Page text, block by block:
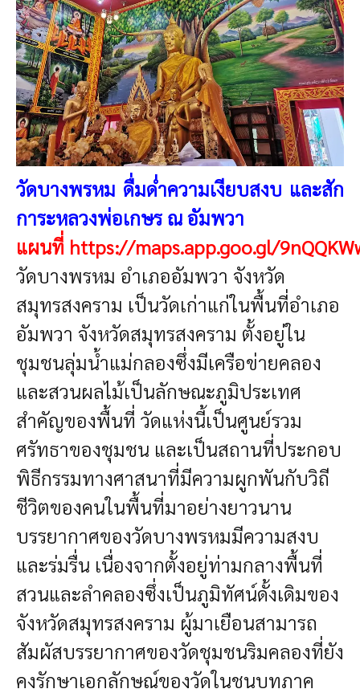
วัดบางพรหม ดื่มด่ำความเงียบสงบ และสัก
การะหลวงพ่อเกษร ณ อัมพวา
แผนที่ https://maps.app.goo.gl/
วัดบางพรหม อำเภออัมพวา จังหวัด
สมุทรสงคราม เป็นวัดเก่าแก่ในพื้นที่อำเภอ
อัมพวา จังหวัดสมุทรสงคราม ตั้งอยู่ใน
ชุมชนลุ่มน้ำแม่กลองซึ่งมีเครือข่ายคลอง
และสวนผลไม้เป็นลักษณะภูมิประเทศ
สำคัญของพื้นที่ วัดแห่งนี้เป็นศูนย์รวม
ศรัทธาของชุมชน และเป็นสถานที่ประกอบ
พิธีกรรมทางศาสนาที่มีความผูกพันกับวิถี
ชีวิตของคนในพื้นที่มาอย่างยาวนาน
บรรยากาศของวัดบางพรหมมีความสงบ
และร่มรื่น เนื่องจากตั้งอยู่ท่ามกลางพื้นที่
สวนและลำคลองซึ่งเป็นภูมิทัศน์ดั้งเดิมของ
จังหวัดสมุทรสงคราม ผู้มาเยือนสามารถ
สัมผัสบรรยากาศของวัดชุมชนริมคลองที่ยัง
คงรักษาเอกลักษณ์ของวัดในชนบทภาค